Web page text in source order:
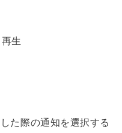
生
た際の通知を選択する